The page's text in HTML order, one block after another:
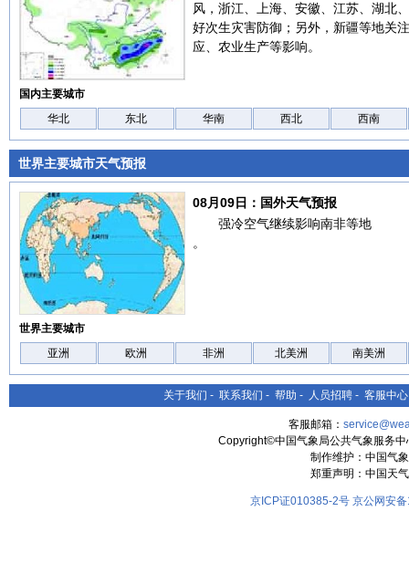
风，浙江、上海、安徽、江苏、湖北
好次生灾害防御；另外，新疆等地关
应、农业生产等影响。
国内主要城市
华北
东北 华南 西北 西南
世界主要城市天气预报
08月09日：国外天气预报
强冷空气继续影响南非等地
。
世界主要城市
亚洲
欧洲 非洲 北美洲 南美洲
关于我们 - 联系我们 - 帮助 - 人员招聘 - 客服中心
客服邮箱：
Copyright©中国气象局公共气象服务
制作维护：中国气
郑重声明：中国天
京ICP证010385-2号 京公网安